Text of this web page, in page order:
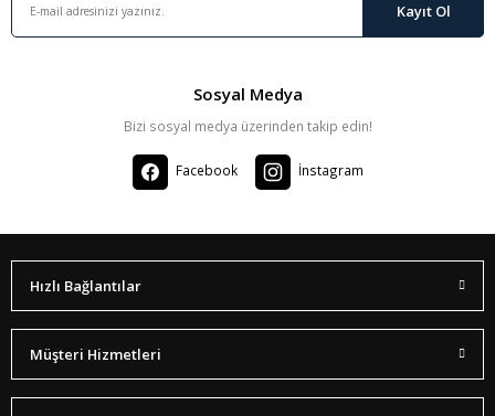
Kayıt Ol
Sosyal Medya
Bizi sosyal medya üzerinden takip edin!
Facebook İnstagram
Hızlı Bağlantılar
Müşteri Hizmetleri